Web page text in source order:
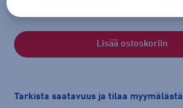
Lisää ostoskoriin
Tarkista saatavuus ja tilaa myymälästä